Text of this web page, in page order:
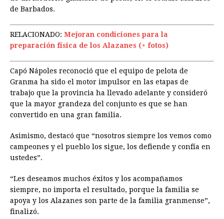
de Barbados.
RELACIONADO: Mejoran condiciones para la
preparación física de los Alazanes (+ fotos)
Capó Nápoles reconoció que el equipo de pelota de
Granma ha sido el motor impulsor en las etapas de
trabajo que la provincia ha llevado adelante y consideró
que la mayor grandeza del conjunto es que se han
convertido en una gran familia.
Asimismo, destacó que “nosotros siempre los vemos como
campeones y el pueblo los sigue, los defiende y confía en
ustedes”.
“Les deseamos muchos éxitos y los acompañamos
siempre, no importa el resultado, porque la familia se
apoya y los Alazanes son parte de la familia granmense”,
finalizó.